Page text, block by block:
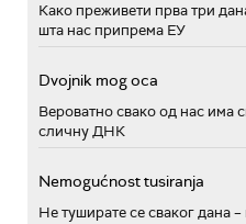
Како преживети прва три
шта нас припрема ЕУ
Dvojnik mog oca
Вероватно свако од нас има
сличну ДНК
Nemogućnost tusiranja
Не туширате се сваког дана –